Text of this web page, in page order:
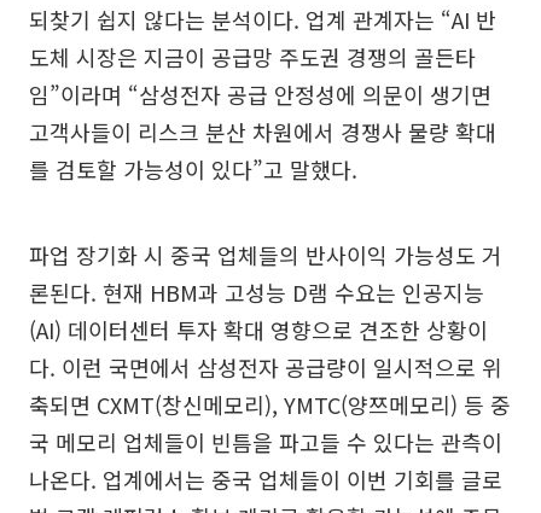
되찾기 쉽지 않다는 분석이다. 업계 관계자는 “AI 반
도체 시장은 지금이 공급망 주도권 경쟁의 골든타
임”이라며 “삼성전자 공급 안정성에 의문이 생기면
고객사들이 리스크 분산 차원에서 경쟁사 물량 확대
를 검토할 가능성이 있다”고 말했다.
파업 장기화 시 중국 업체들의 반사이익 가능성도 거
론된다. 현재 HBM과 고성능 D램 수요는 인공지능
(AI) 데이터센터 투자 확대 영향으로 견조한 상황이
다. 이런 국면에서 삼성전자 공급량이 일시적으로 위
축되면 CXMT(창신메모리), YMTC(양쯔메모리) 등 중
국 메모리 업체들이 빈틈을 파고들 수 있다는 관측이
나온다. 업계에서는 중국 업체들이 이번 기회를 글로